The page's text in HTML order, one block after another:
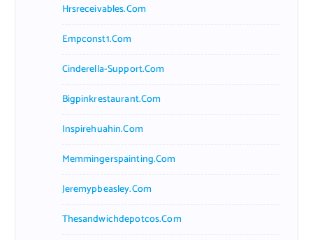
Hrsreceivables.com
Empconst1.com
Cinderella-Support.com
Bigpinkrestaurant.com
Inspirehuahin.com
Memmingerspainting.com
Jeremypbeasley.com
Thesandwichdepotcos.com